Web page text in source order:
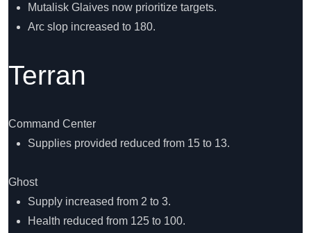
Mutalisk Glaives now prioritize targets.
Arc slop increased to 180.
Terran
Command Center
Supplies provided reduced from 15 to 13.
Ghost
Supply increased from 2 to 3.
Health reduced from 125 to 100.